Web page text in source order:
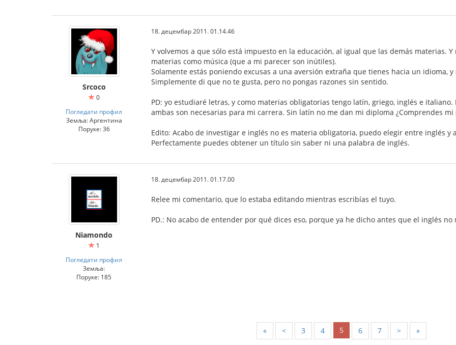
Srcoco
0
Погледати профил
Земља: Аргентина
Поруке: 36
18. децембар 2011. 01.14.46
Y volvemos a que sólo está impuesto en la educación, al igual que las demás materias.
materias como música (que a mi parecer son inútiles).
Solamente estás poniendo excusas a una aversión extraña que tienes hacia un idioma,
Simplemente di que no te gusta, pero no pongas razones sin sentido.
PD: yo estudiaré letras, y como materias obligatorias tengo latín, griego, inglés e
ambas son necesarias para mi carrera. Sin latín no me dan mi diploma ¿Comprendes mi
Edito: Acabo de investigar e inglés no es materia obligatoria, puedo elegir entre inglés y
Perfectamente puedes obtener un título sin saber ni una palabra de inglés.
Niamondo
1
Погледати профил
Земља:
Поруке: 185
18. децембар 2011. 01.17.00
Relee mi comentario, que lo estaba editando mientras escribías el tuyo.
PD.: No acabo de entender por qué dices eso, porque ya he dicho antes que el inglés no
« < 3 4 5 6 7 > »